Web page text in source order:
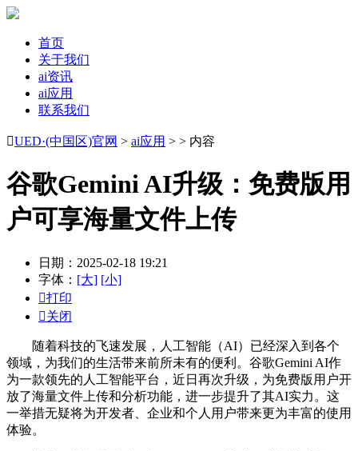
首页
关于我们
ai资讯
ai应用
联系我们
UED·(中国区)官网 > ai应用 > > 内容
谷歌Gemini AI升级：免费版用
户可享海量文件上传
日期：2025-02-18 19:21
字体： [大] [小]
打印
关闭
随着科技的飞速发展，人工智能（AI）已经深入到各个
领域，为我们的生活带来前所未有的便利。谷歌Gemini AI作
为一款领先的人工智能平台，近日再次升级，为免费版用户开
放了海量文件上传和分析功能，进一步提升了其AI实力。这
一举措无疑将为开发者、企业和个人用户带来更为丰富的使用
体验。